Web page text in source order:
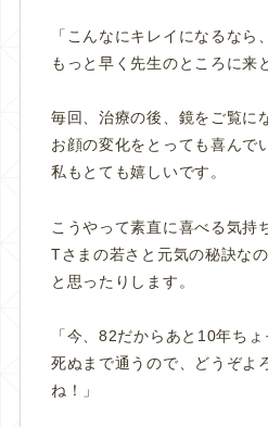
「こんなにキレイになるなら、
もっと早く先生のところに来
毎回、治療の後、鏡をご覧に
お顔の変化をとっても喜んで
私もとても嬉しいです。
こうやって素直に喜べる気持
Tさまの若さと元気の秘訣な
と思ったりします。
「今、82だからあと10年ちょ
死ぬまで通うので、どうぞよ
ね！」